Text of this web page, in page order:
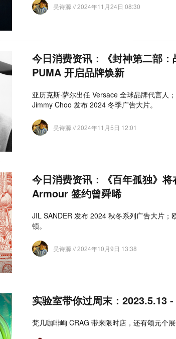
吴诗源 // 2024年11月24日 08:30
今日消费资讯：《封神第二部：
PUMA 开启品牌焕新
亚历克斯·萨尔出任 Versace 全球品牌代言人
Jimmy Choo 发布 2024 冬季广告大片。
吴诗源 // 2024年11月5日 12:01
今日消费资讯：《百年孤独》
Armour 签约曾舜晞
JIL SANDER 发布 2024 秋冬系列广告大片
顿。
吴诗源 // 2024年10月9日 13:38
实验室带你过周末：2023.5.13
梵几咖啡峋 CRAG 带来限时店，还有颂元个展